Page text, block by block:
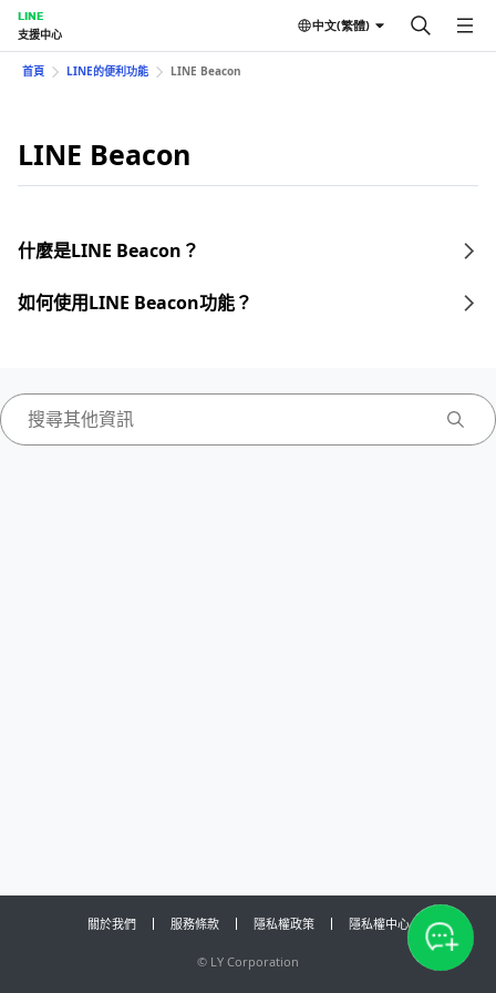
LINE
支援中心
中文(繁體)
首頁 LINE的便利功能 LINE Beacon
LINE Beacon
什麼是LINE Beacon？
如何使用LINE Beacon功能？
關於我們 服務條款 隱私權政策 隱私權中心
© LY Corporation